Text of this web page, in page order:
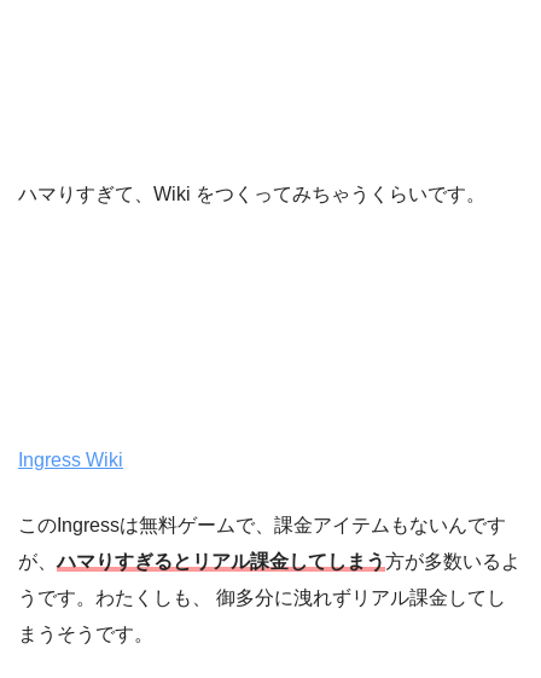
ハマりすぎて、Wiki をつくってみちゃうくらいです。
Ingress Wiki
このIngressは無料ゲームで、課金アイテムもないんです
が、ハマりすぎるとリアル課金してしまう方が多数いるよ
うです。わたくしも、 御多分に洩れずリアル課金してし
まうそうです。